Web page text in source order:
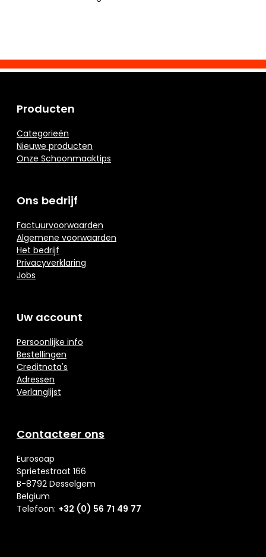
Producten
Categorieën
Nieuwe producten
Onze Schoonmaaktips
Ons bedrijf
Factuurvoorwaarden
Algemene voorwaarden
Het bedrijf
Privacyverklaring
Jobs
Uw account
Persoonlijke info
Bestellingen
Creditnota's
Adressen
Verlanglijst
Contacteer ons
Eurosoap
Sprietestraat 166
B-8792 Desselgem
Belgium
Telefoon: +32 (0) 56 71 49 77